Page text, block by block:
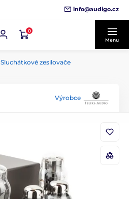
info@audigo.cz
0
Menu
Sluchátkové zesilovače
Výrobce